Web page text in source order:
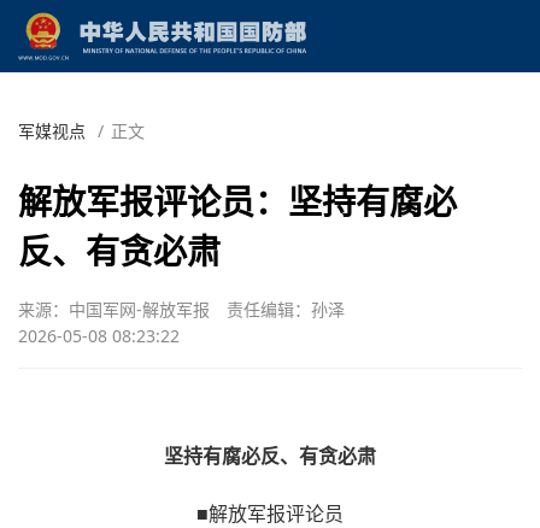
军媒视点 / 正文
解放军报评论员：坚持有腐必
反、有贪必肃
来源：中国军网-解放军报
责任编辑：孙泽
2026-05-08 08:23:22
坚持有腐必反、有贪必肃
■解放军报评论员